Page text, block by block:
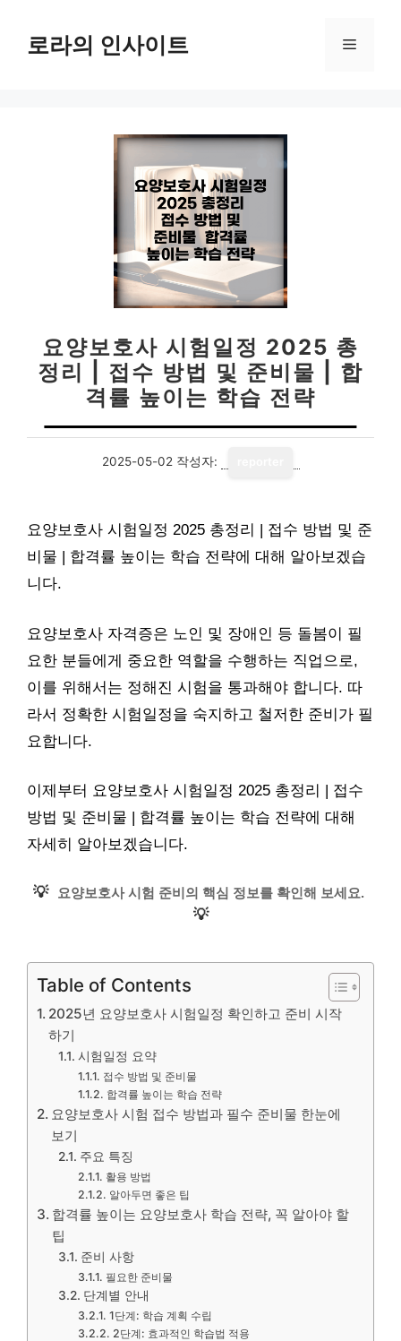
로라의 인사이트 메
요양보호사 시험일정 2025 총
정리 | 접수 방법 및 준비물 | 합
격률 높이는 학습 전략
2025-05-02 작성자:
요양보호사 시험일정 2025 총정리 | 접수 방법 및 준
비물 | 합격률 높이는 학습 전략에 대해 알아보겠습
니다.
요양보호사 자격증은 노인 및 장애인 등 돌봄이 필
요한 분들에게 중요한 역할을 수행하는 직업으로,
이를 위해서는 정해진 시험을 통과해야 합니다. 따
라서 정확한 시험일정을 숙지하고 철저한 준비가 필
요합니다.
이제부터 요양보호사 시험일정 2025 총정리 | 접수
방법 및 준비물 | 합격률 높이는 학습 전략에 대해
자세히 알아보겠습니다.
💡 요양보호사 시험 준비의 핵심 정보를 확인해 보세요.
💡
Table of Contents
2025년 요양보호사 시험일정 확인하고 준비 시작
하기
시험일정 요약
접수 방법 및 준비물
합격률 높이는 학습 전략
요양보호사 시험 접수 방법과 필수 준비물 한눈에
보기
주요 특징
활용 방법
알아두면 좋은 팁
합격률 높이는 요양보호사 학습 전략, 꼭 알아야 할
팁
준비 사항
필요한 준비물
단계별 안내
1단계: 학습 계획 수립
2단계: 효과적인 학습법 적용